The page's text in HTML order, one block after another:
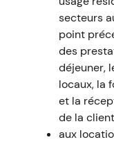
secteurs
point
des
déjeuner,
locaux, la
et la
de la
aux